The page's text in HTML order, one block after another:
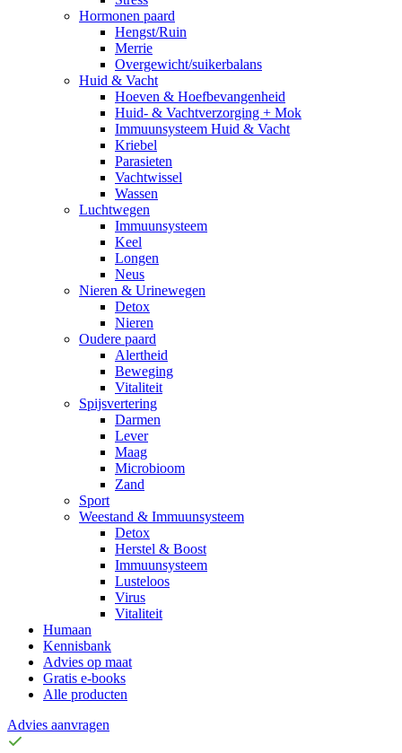
Hormonen paard
Hengst/Ruin
Merrie
Overgewicht/suikerbalans
Huid & Vacht
Hoeven & Hoefbevangenheid
Huid- & Vachtverzorging + Mok
Immuunsysteem Huid & Vacht
Kriebel
Parasieten
Vachtwissel
Wassen
Luchtwegen
Immuunsysteem
Keel
Longen
Neus
Nieren & Urinewegen
Detox
Nieren
Oudere paard
Alertheid
Beweging
Vitaliteit
Spijsvertering
Darmen
Lever
Maag
Microbioom
Zand
Sport
Weestand & Immuunsysteem
Detox
Herstel & Boost
Immuunsysteem
Lusteloos
Virus
Vitaliteit
Humaan
Kennisbank
Advies op maat
Gratis e-books
Alle producten
Advies aanvragen